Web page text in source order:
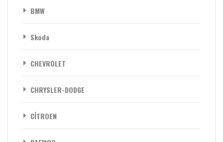
BMW
Skoda
CHEVROLET
CHRYSLER-DODGE
CİTROEN